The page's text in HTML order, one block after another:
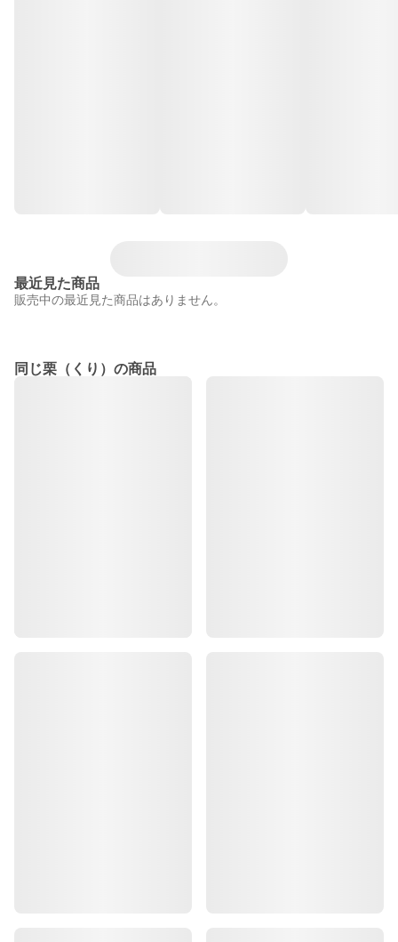
最近見た商品
販売中の最近見た商品はありません。
同じ栗（くり）の商品